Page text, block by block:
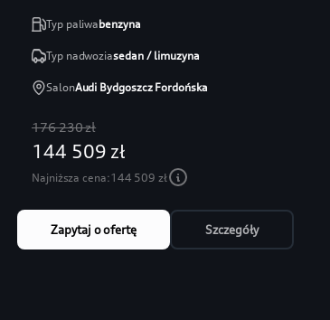
Typ paliwabenzyna
Typ nadwoziasedan / limuzyna
SalonAudi Bydgoszcz Fordońska
176 230 zł
144 509 zł
Najniższa cena:144 509 zł
Zapytaj o ofertę Szczegóły